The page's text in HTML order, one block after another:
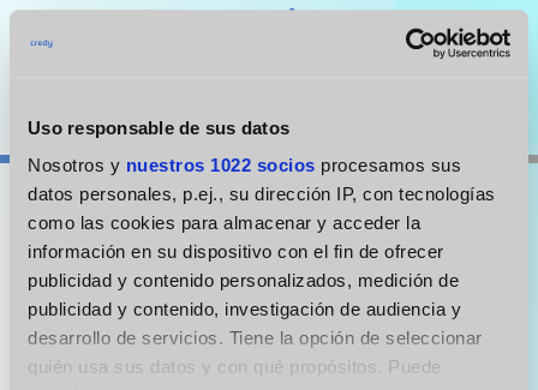
Uso responsable de sus datos
Nosotros y nuestros 1022 socios procesamos sus
datos personales, p.ej., su dirección IP, con tecnologías
como las cookies para almacenar y acceder la
información en su dispositivo con el fin de ofrecer
publicidad y contenido personalizados, medición de
publicidad y contenido, investigación de audiencia y
desarrollo de servicios. Tiene la opción de seleccionar
quién usa sus datos y con qué propósitos. Puede
30%
Para determinar que préstamo es el mejor
para ti, necesito hacerte algunas preguntas
¿Quién eres y cómo te podemos contactar?